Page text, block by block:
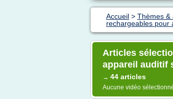
Accueil > Thèmes &
rechargeables pour
Articles
appareil auditif
→ 44 articles
Aucune vidéo